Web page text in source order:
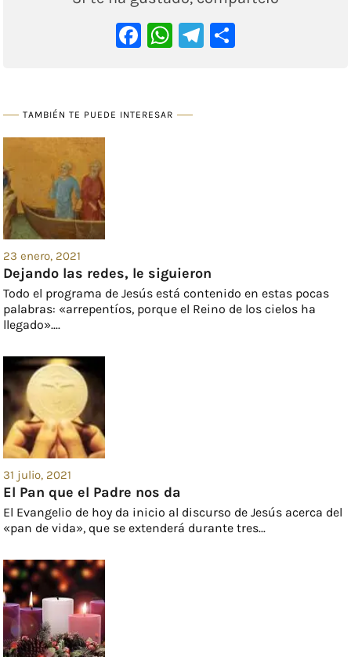
Facebook
WhatsApp
Telegram
TAMBIÉN TE PUEDE INTERESAR
23 enero, 2021
Dejando las redes, le siguieron
Todo el programa de Jesús está contenido en estas pocas
palabras: «arrepentíos, porque el Reino de los cielos ha
llegado»....
31 julio, 2021
El Pan que el Padre nos da
El Evangelio de hoy da inicio al discurso de Jesús acerca del
«pan de vida», que se extenderá durante tres...